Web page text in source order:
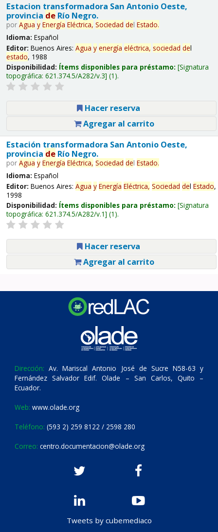
Estacion transformadora San Antonio Oeste,
provincia deRío Negro.
por Agua y Energía Eléctrica, Sociedad del Estado.
Idioma: Español
Editor: Buenos Aires: Agua y energía eléctrica, sociedad del
estado, 1988
Disponibilidad: Ítems disponibles para préstamo: Signatura
topográfica: 621.374.5/A282/v.3 (1).
Hacer reserva
Agregar al carrito
Estación transformadora San Antonio Oeste,
provincia deRío Negro.
por Agua y Energía Eléctrica, Sociedad del Estado.
Idioma: Español
Editor: Buenos Aires: Agua y Energía Eléctrica, Sociedad del Estado,
1998
Disponibilidad: Ítems disponibles para préstamo: Signatura
topográfica: 621.374.5/A282/v.1 (1).
Hacer reserva
Agregar al carrito
Dirección: Av. Mariscal Antonio José de Sucre N58-63 y
Fernández Salvador Edif. Olade – San Carlos, Quito –
Ecuador.
Web: www.olade.org
Teléfono: (593 2) 259 8122 / 2598 280
Correo: centro.documentacion@olade.org
Tweets by cubemediaco